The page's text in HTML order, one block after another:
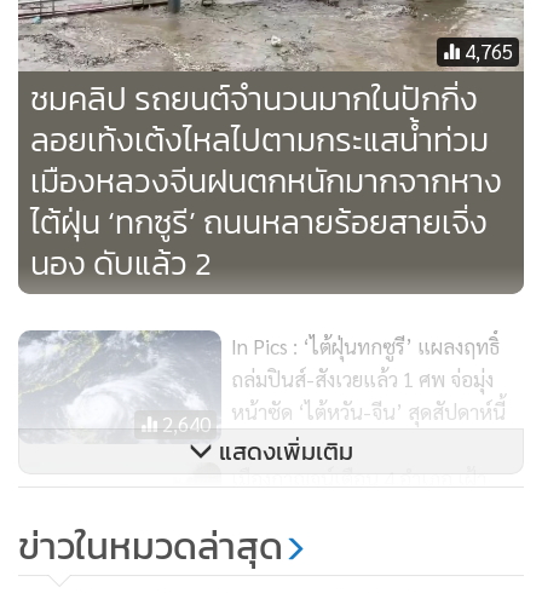
4,765
ชมคลิป รถยนต์จำนวนมากในปักกิ่ง
ลอยเท้งเต้งไหลไปตามกระแสน้ำท่วม
เมืองหลวงจีนฝนตกหนักมากจากหาง
ไต้ฝุ่น ‘ทกซูรี’ ถนนหลายร้อยสายเจิ่ง
นอง ดับแล้ว 2
2,640
In Pics : ‘ไต้ฝุ่นทกซูรี’ แผลงฤทธิ์
ถล่มปินส์-สังเวยแล้ว 1 ศพ จ่อมุ่ง
หน้าซัด ‘ไต้หวัน-จีน’ สุดสัปดาห์นี้
209
เมืองกาญจน์เตือน 4 อำเภอ เฝ้า
ระหว่าง 16-20 ก.ค.66
แสดงเพิ่มเติม
ข่าวในหมวดล่าสุด